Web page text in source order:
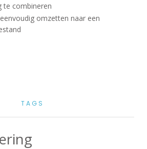
te combineren
eenvoudig omzetten naar een
TAGS